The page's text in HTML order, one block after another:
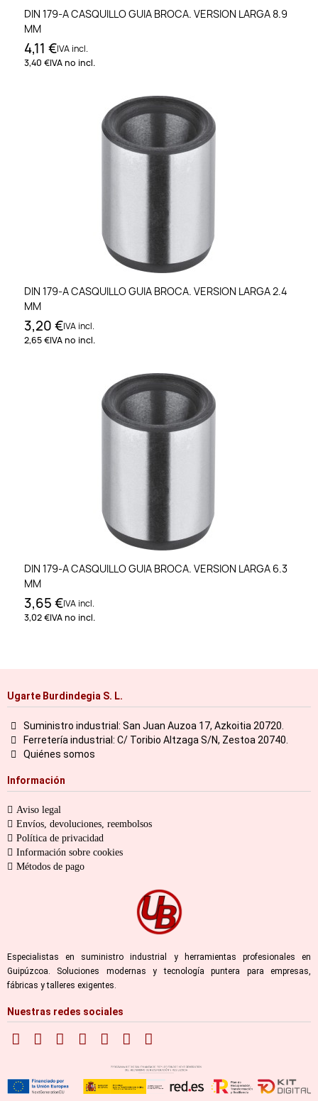
DIN 179-A CASQUILLO GUIA BROCA. VERSION LARGA 8.9
MM
4,11 €IVA incl.
3,40 €IVA no incl.
DIN 179-A CASQUILLO GUIA BROCA. VERSION LARGA 2.4
MM
3,20 €IVA incl.
2,65 €IVA no incl.
DIN 179-A CASQUILLO GUIA BROCA. VERSION LARGA 6.3
MM
3,65 €IVA incl.
3,02 €IVA no incl.
Ugarte Burdindegia S. L.
Suministro industrial: San Juan Auzoa 17, Azkoitia 20720.
Ferretería industrial: C/ Toribio Altzaga S/N, Zestoa 20740.
Quiénes somos
Información
Aviso legal
Envíos, devoluciones, reembolsos
Política de privacidad
Información sobre cookies
Métodos de pago
Especialistas en suministro industrial y herramientas profesionales en
Guipúzcoa. Soluciones modernas y tecnología puntera para empresas,
fábricas y talleres exigentes.
Nuestras redes sociales